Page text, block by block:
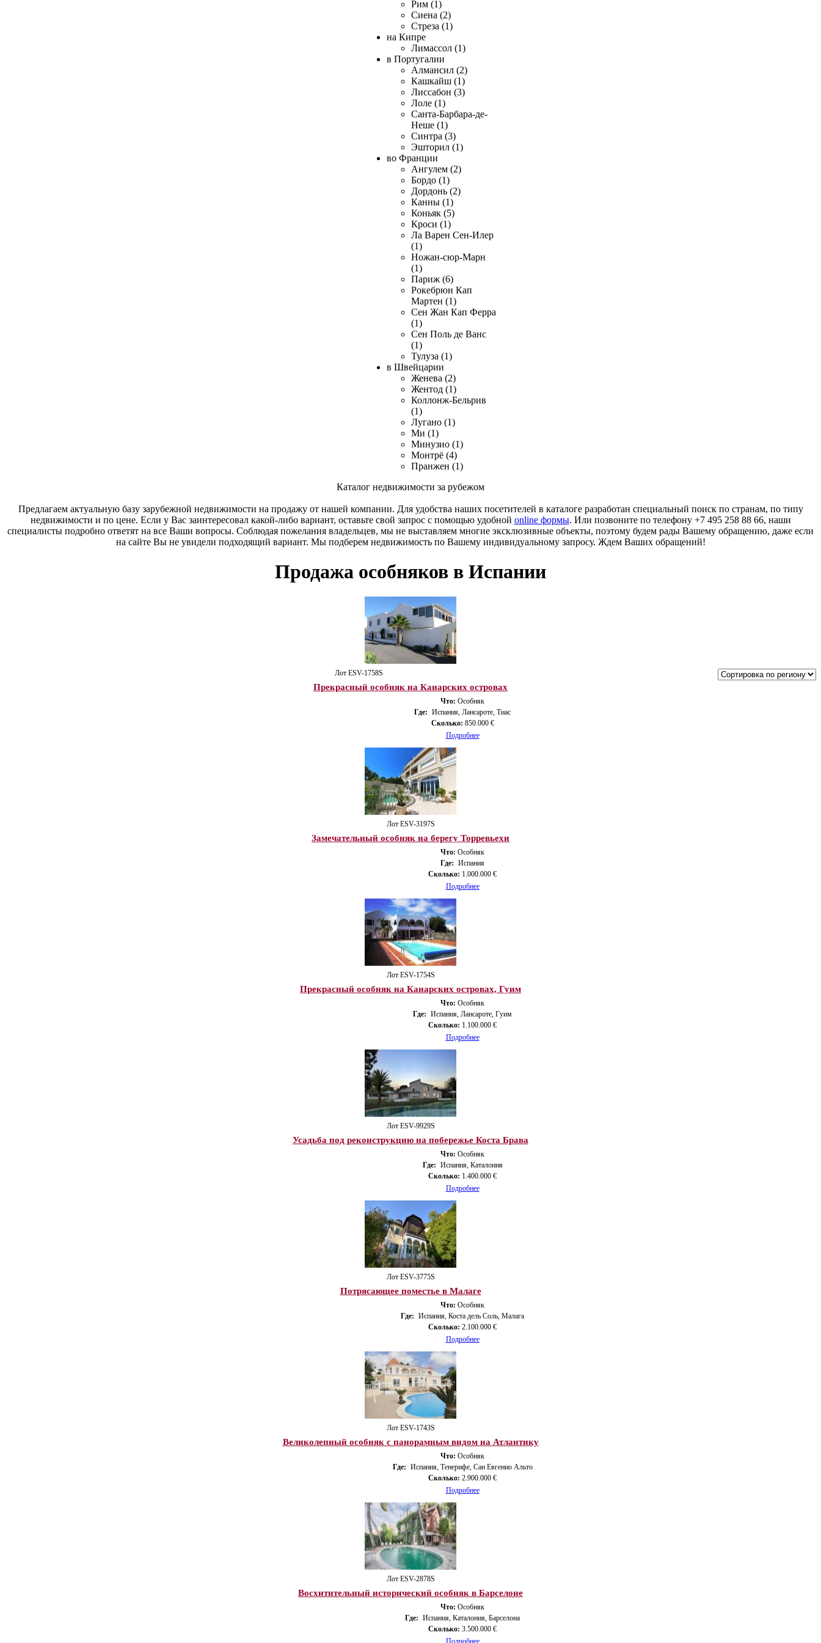
Рим (1)
Сиена (2)
Стреза (1)
на Кипре
Лимассол (1)
в Португалии
Алмансил (2)
Кашкайш (1)
Лиссабон (3)
Лоле (1)
Санта-Барбара-де-
Неше (1)
Синтра (3)
Эшторил (1)
во Франции
Ангулем (2)
Бордо (1)
Дордонь (2)
Канны (1)
Коньяк (5)
Кроси (1)
Ла Варен Сен-Илер
(1)
Ножан-сюр-Марн
(1)
Париж (6)
Рокебрюн Кап
Мартен (1)
Сен Жан Кап Ферра
(1)
Сен Поль де Ванс
(1)
Тулуза (1)
в Швейцарии
Женева (2)
Жентод (1)
Коллонж-Бельрив
(1)
Лугано (1)
Ми (1)
Минузио (1)
Монтрё (4)
Пранжен (1)
Каталог недвижимости за рубежом
Предлагаем актуальную базу зарубежной недвижимости на продажу от нашей компании. Для удобства наших посетителей в каталоге разработан специальный поиск по странам, по типу
недвижимости и по цене. Если у Вас заинтересовал какой-либо вариант, оставьте свой запрос с помощью удобной online формы. Или позвоните по телефону +7 495 258 88 66, наши
специалисты подробно ответят на все Ваши вопросы. Соблюдая пожелания владельцев, мы не выставляем многие эксклюзивные объекты, поэтому будем рады Вашему обращению, даже если
на сайте Вы не увидели подходящий вариант. Мы подберем недвижимость по Вашему индивидуальному запросу. Ждем Ваших обращений!
Продажа особняков в Испании
Лот ESV-1758S
Прекрасный особняк на Канарских островах
Что: Особняк
Где: Испания, Лансароте, Тиас
Сколько: 850.000 €
Подробнее
Лот ESV-3197S
Замечательный особняк на берегу Торревьехи
Что: Особняк
Где: Испания
Сколько: 1.000.000 €
Подробнее
Лот ESV-1754S
Прекрасный особняк на Канарских островах, Гуим
Что: Особняк
Где: Испания, Лансароте, Гуим
Сколько: 1.100.000 €
Подробнее
Лот ESV-9929S
Усадьба под реконструкцию на побережье Коста Брава
Что: Особняк
Где: Испания, Каталония
Сколько: 1.400.000 €
Подробнее
Лот ESV-3775S
Потрясающее поместье в Малаге
Что: Особняк
Где: Испания, Коста дель Соль, Малага
Сколько: 2.100.000 €
Подробнее
Лот ESV-1743S
Великолепный особняк с панорамным видом на Атлантику
Что: Особняк
Где: Испания, Тенерифе, Сан Евгенио Альто
Сколько: 2.900.000 €
Подробнее
Лот ESV-2878S
Восхитительный исторический особняк в Барселоне
Что: Особняк
Где: Испания, Каталония, Барселона
Сколько: 3.500.000 €
Подробнее